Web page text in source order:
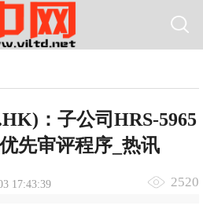
：子公司HRS-5965
先审评程序_热讯
17:43:39 2520